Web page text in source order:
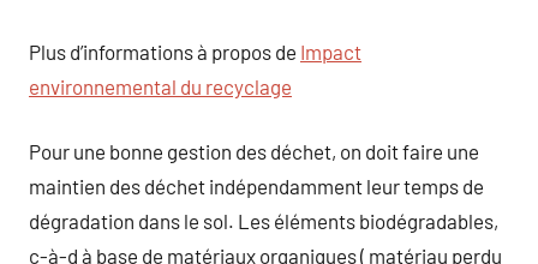
Plus d’informations à propos de Impact
environnemental du recyclage
Pour une bonne gestion des déchet, on doit faire une
maintien des déchet indépendamment leur temps de
dégradation dans le sol. Les éléments biodégradables,
c-à-d à base de matériaux organiques ( matériau perdu